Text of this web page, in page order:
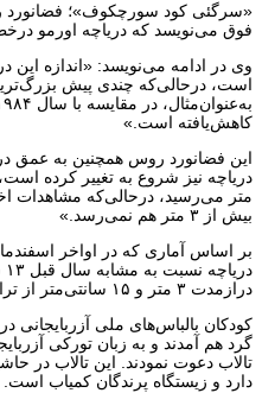
«سرگئی کود سورچکوف»؛ فضانورد
فوق می‌نویسد که دریاچه اورمو
وی در ادامه می‌نویسد: «اندازه این
است، درحالی‌که چندی پیش بزرگ‌ترین
کاهش‌یافته است.»
این فضانورد روس همچنین به عمق
متر می‌رسید، درحالی‌که مشاهدات
بیش از ۳ متر هم نمی‌رسد.»
بر اساس آماری که در اواخر
درازمدت ۳ متر و ۱۵ سانتی‌متر از تراز دریاچه کم شده است.
کودکان بالباس‌های ملی آزربایجانی
گرد هم آمدند و به زبان تورکی
تالاب دعوت نمودند. این تالاب در
دارد و زیستگاه پرندگان کمیاب است.